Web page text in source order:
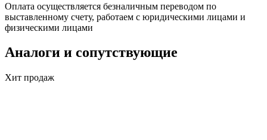
Оплата осуществляется безналичным переводом по
выставленному счету, работаем с юридическими лицами и
физическими лицами
Аналоги и сопутствующие
Хит продаж